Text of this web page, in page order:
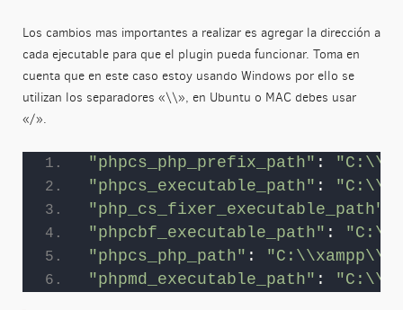
Los cambios mas importantes a realizar es agregar la dirección a
cada ejecutable para que el plugin pueda funcionar. Toma en
cuenta que en este caso estoy usando Windows por ello se
utilizan los separadores «\\», en Ubuntu o MAC debes usar
«/».
"phpcs_php_prefix_path" :
"phpcs_executable_path" :
"php_cs_fixer_executable_path"
"phpcbf_executable_path" :
"phpcs_php_path" :
"phpmd_executable_path" :